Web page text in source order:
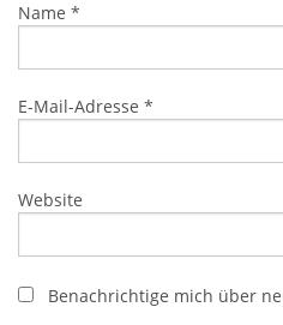
Name *
E-Mail-Adresse *
Website
Benachrichtige mich über